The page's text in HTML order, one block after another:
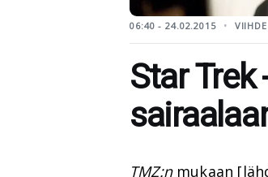
06:40 - 24.02.2015
Star
TMZ:nmukaan